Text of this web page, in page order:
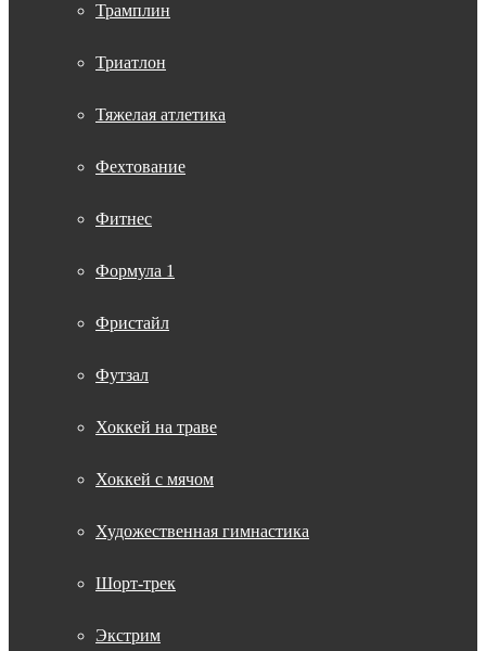
Трамплин
Триатлон
Тяжелая атлетика
Фехтование
Фитнес
Формула 1
Фристайл
Футзал
Хоккей на траве
Хоккей с мячом
Художественная гимнастика
Шорт-трек
Экстрим